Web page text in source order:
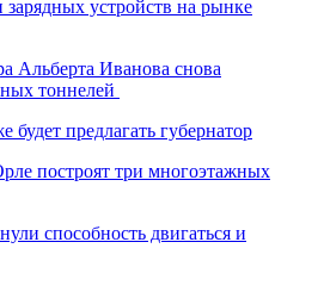
зарядных устройств на рынке
Альберта Иванова снова
тоннелей
предлагать губернатор
построят три многоэтажных
способность двигаться и